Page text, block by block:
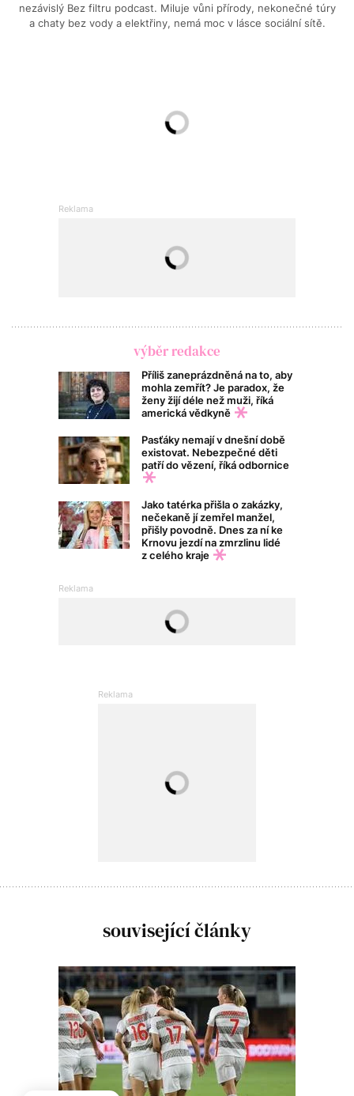
nezávislý Bez filtru podcast. Miluje vůni přírody, nekonečné túry
a chaty bez vody a elektřiny, nemá moc v lásce sociální sítě.
výběr redakce
Příliš zaneprázdněná na to, aby
mohla zemřít? Je paradox, že
ženy žijí déle než muži, říká
americká vědkyně
Pasťáky nemají v dnešní době
existovat. Nebezpečné děti
patří do vězení, říká odbornice
Jako tatérka přišla o zakázky,
nečekaně jí zemřel manžel,
přišly povodně. Dnes za ní ke
Krnovu jezdí na zmrzlinu lidé
z celého kraje
související články